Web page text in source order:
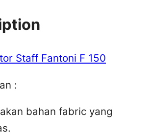
Staff Fantoni F 150
:
bahan fabric yang